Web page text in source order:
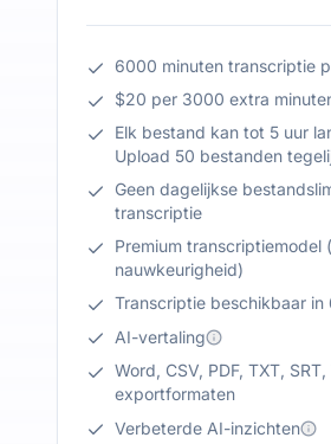
6000 minuten transcriptie
$20 per 3000 extra
Elk bestand kan tot 5 uur
Upload 50 bestanden
Geen dagelijkse
transcriptie
Premium transcriptiemodel
nauwkeurigheid)
Transcriptie beschikbaar in
AI-vertaling
Word, CSV, PDF, TXT,
exportformaten
Verbeterde AI-inzichten